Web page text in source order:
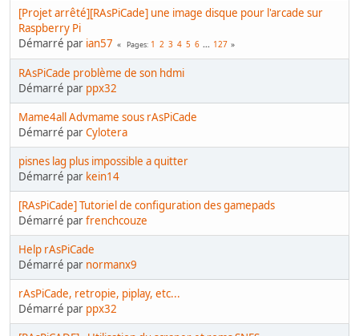
[Projet arrêté][RAsPiCade] une image disque pour l'arcade sur
Raspberry Pi
Démarré par ian57 Pages 1 2 3 4 5 6 ... 127
RAsPiCade problème de son hdmi
Démarré par ppx32
Mame4all Advmame sous rAsPiCade
Démarré parCylotera
pisnes lag plus impossible a quitter
Démarré par kein14
[RAsPiCade] Tutoriel de configuration des gamepads
Démarré parfrenchcouze
Help rAsPiCade
Démarré par normanx9
rAsPiCade, retropie, piplay, etc...
Démarré par ppx32